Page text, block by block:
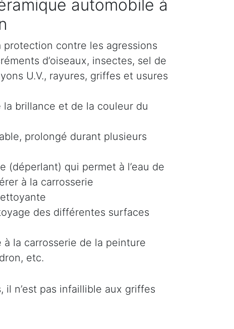
automobile à
protection contre les agressions
d’oiseaux, insectes, sel de
U.V., rayures, griffes et usures
brillance et de la couleur du
prolongé durant plusieurs
(déperlant) qui permet à l’eau de
à la carrosserie
des différentes surfaces
à la carrosserie de la peinture
etc.
n’est pas infaillible aux griffes